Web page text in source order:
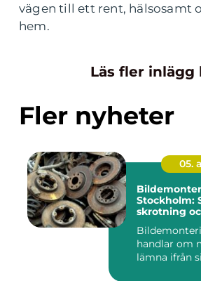
vägen till ett rent, hälsosamt
hem.
Läs fler inlägg
Fler nyheter
05.
Stockholm:
skrotning
handlar om
lämna ifrån